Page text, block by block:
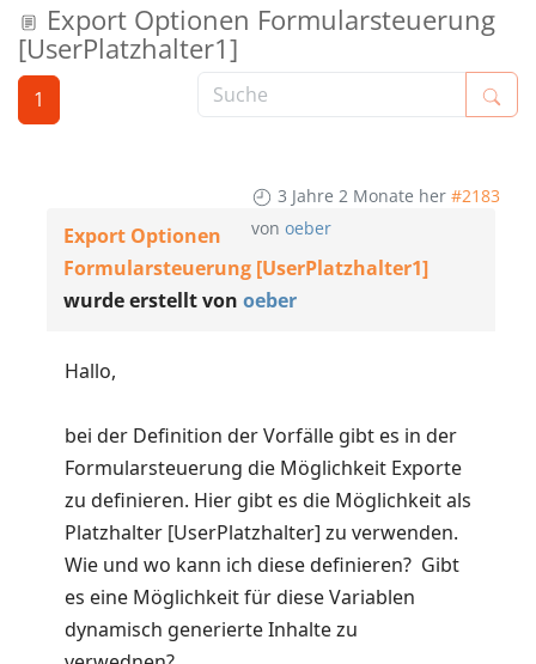
Export Optionen Formularsteuerung
[UserPlatzhalter1]
1
3 Jahre 2 Monate her #2183
von oeber
Export Optionen
Formularsteuerung [UserPlatzhalter1]
wurde erstellt von oeber
Hallo,
bei der Definition der Vorfälle gibt es in der
Formularsteuerung die Möglichkeit Exporte
zu definieren. Hier gibt es die Möglichkeit als
Platzhalter [UserPlatzhalter] zu verwenden.
Wie und wo kann ich diese definieren? Gibt
es eine Möglichkeit für diese Variablen
dynamisch generierte Inhalte zu